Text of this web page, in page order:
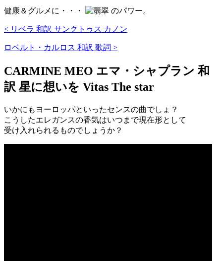
健康＆グルメに・・・ のパワー。
< リベラ 和訳 サンクトゥス カノン
ロベルト・カルロス 和訳 歌詞 >
CARMINE MEO エマ・シャプラン 和
訳 星に想いを Vitas The star
いかにもヨーロッパといったセンスの曲でしょ？
こうしたエレガンスの香気はいつまで現在形として
受け入れられるものでしょうか？